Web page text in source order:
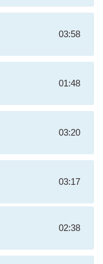
03:58
01:48
03:20
03:17
02:38